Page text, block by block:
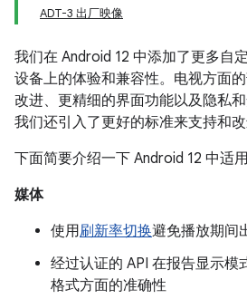
ADT-3 出厂映像
我们在 Android 12 中添加了更多自
设备上的体验和兼容性。电视方面
改进、更精细的界面功能以及隐私
我们还引入了更好的标准来支持和改
下面简要介绍一下 Android 12 中适
媒体
使用刷新率切换避免播放期间
经过认证的 API 在报告显示模
格式方面的准确性